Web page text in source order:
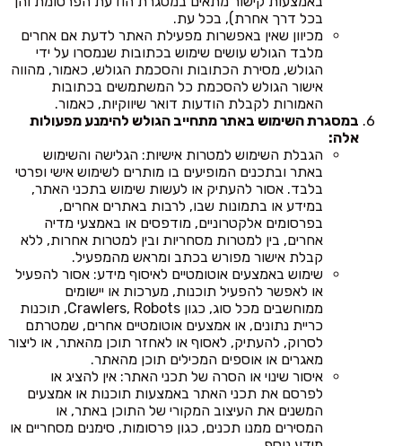
בכל דרך אחרת), בכל עת.
מכיוון שאין באפשרות מפעילת האתר לדעת אם אחרים
מלבד הגולש עושים שימוש בכתובות שנמסרו על ידי
הגולש, מסירת הכתובות והסכמת הגולש, כאמור, מהווה
אישור הגולש להסכמת כל המשתמשים בכתובות
האמורות לקבלת הודעות דואר שיווקיות, כאמור.
במסגרת השימוש באתר מתחייב הגולש להימנע מפעולות
אלה:
הגבלת השימוש למטרות אישיות: הגלישה והשימוש
באתר ובתכנים המופיעים בו מותרים לשימוש אישי ופרטי
בלבד. אסור להעתיק או לעשות שימוש בתכני האתר,
במידע או בתמונות שבו, לרבות באתרים אחרים,
בפרסומים אלקטרוניים, מודפסים או באמצעי מדיה
אחרים, בין למטרות מסחריות ובין למטרות אחרות, ללא
קבלת אישור מפורש בכתב ומראש מהמפעיל.
שימוש באמצעים אוטומטיים לאיסוף מידע: אסור להפעיל
או לאפשר להפעיל תוכנות, מערכות או יישומים
ממוחשבים מכל סוג, כגון Crawlers, Robots, תוכנות
כריית נתונים, או אמצעים אוטומטיים אחרים, שמטרתם
לסרוק, להעתיק, לאסוף או לאחזר תוכן מהאתר, או ליצור
מאגרים או אוספים המכילים תוכן מהאתר.
איסור שינוי או הסרה של תכני האתר: אין להציג או
לפרסם את תכני האתר באמצעות תוכנות או אמצעים
המשנים את העיצוב המקורי של התוכן באתר, או
המסירים ממנו תכנים, כגון פרסומות, סימנים מסחריים או